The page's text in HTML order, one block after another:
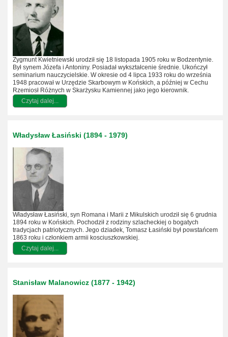
Zygmunt Kwietniewski urodził się 18 listopada 1905 roku w Bodzentynie.
Był synem Józefa i Antoniny. Posiadał wykształcenie średnie. Ukończył
seminarium nauczycielskie. W okresie od 4 lipca 1933 roku do września
1948 pracował w Urzędzie Skarbowym w Końskich, a później w Cechu
Rzemiosł Różnych w Skarżysku Kamiennej jako jego kierownik.
Czytaj dalej...
Władysław Łasiński (1894 - 1979)
Władysław Łasiński, syn Romana i Marii z Mikulskich urodził się 6 grudnia
1894 roku w Końskich. Pochodził z rodziny szlacheckiej o bogatych
tradycjach patriotycznych. Jego dziadek, Tomasz Łasiński był powstańcem
1863 roku i członkiem armii kosciuszkowskiej.
Czytaj dalej...
Stanisław Malanowicz (1877 - 1942)